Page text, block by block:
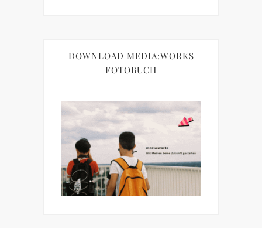
DOWNLOAD MEDIA:WORKS
FOTOBUCH